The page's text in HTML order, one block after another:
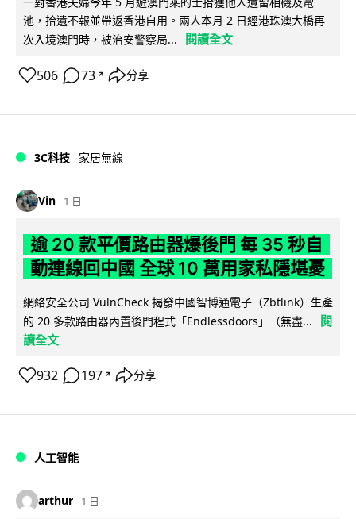
池，拾遺不報並帶返香港自用。兩人本月 2 日經港珠澳大橋再
次入境澳門時，被治安警察局...
閱讀全文
506 73 ↗ 分享
3C科技 家居無線
Vin 1 日
逾 20 款平價路由器爆後門 每 35 秒自
動連線回中國 全球 10 萬用家私隱堪憂
網絡安全公司 VulnCheck 揭發中國智博通電子（Zbtlink）生產
的 20 多款路由器內置後門程式「Endlessdoors」（無盡...
閱
讀全文
932 197 ↗ 分享
人工智能
arthur 1 日